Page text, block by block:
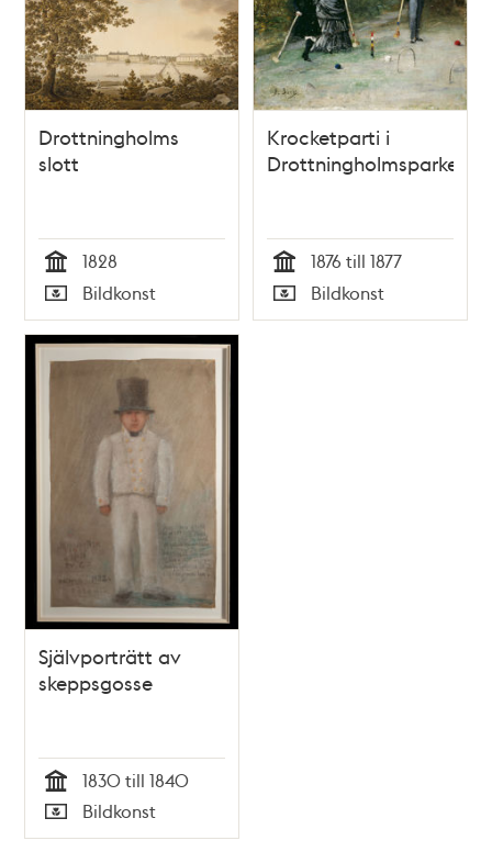
Drottningholms
slott
Tid
1828
Typ
Bildkonst
Krocketparti i
Drottningholmsparken
Tid
1876 till 1877
Typ
Bildkonst
Självporträtt av
skeppsgosse
Tid
1830 till 1840
Typ
Bildkonst